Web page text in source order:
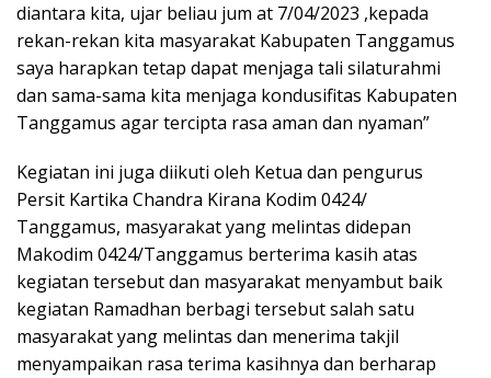
diantara kita, ujar beliau jum at 7/04/2023 ,kepada
rekan-rekan kita masyarakat Kabupaten Tanggamus
saya harapkan tetap dapat menjaga tali silaturahmi
dan sama-sama kita menjaga kondusifitas Kabupaten
Tanggamus agar tercipta rasa aman dan nyaman”
Kegiatan ini juga diikuti oleh Ketua dan pengurus
Persit Kartika Chandra Kirana Kodim 0424/
Tanggamus, masyarakat yang melintas didepan
Makodim 0424/Tanggamus berterima kasih atas
kegiatan tersebut dan masyarakat menyambut baik
kegiatan Ramadhan berbagi tersebut salah satu
masyarakat yang melintas dan menerima takjil
menyampaikan rasa terima kasihnya dan berharap